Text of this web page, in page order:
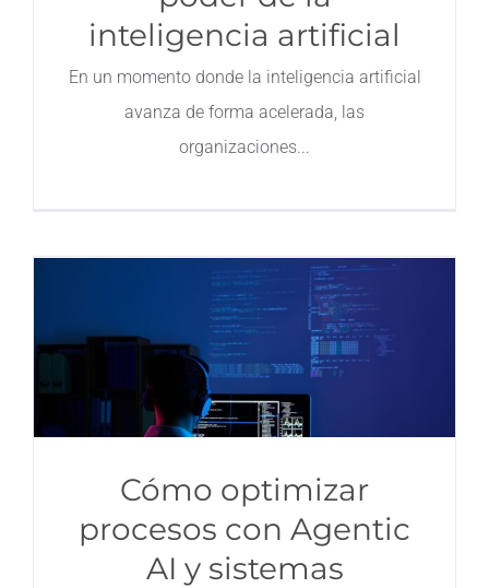
inteligencia artificial
En un momento donde la inteligencia artificial
avanza de forma acelerada, las
organizaciones
Cómo optimizar
procesos con Agentic
AI y sistemas